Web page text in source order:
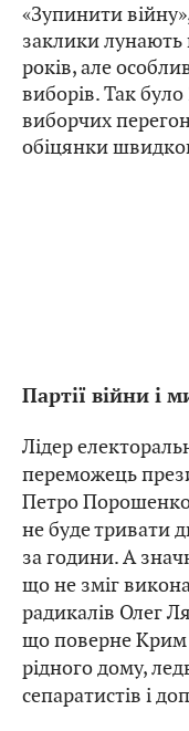
«Зупинити
заклики лунають
років, але
виборів. Так
виборчих
обіцянки
Партії війни і
Лідер
переможець
Петро
не буде тривати
за години. А
що не зміг
радикалів Олег
що поверне Крим
рідного дому,
сепаратистів і